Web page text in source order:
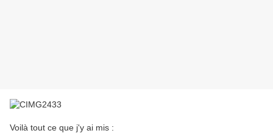
Voilà tout ce que j'y ai mis :